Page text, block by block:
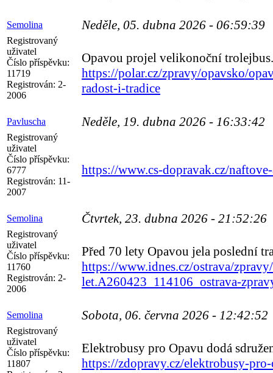
Semolina Neděle, 05. dubna 2026 - 06:59:39
Registrovaný
uživatel
Číslo příspěvku:
11719
Registrován: 2-
2006
Opavou projel velikonoční
https://polar.cz/zpravy/opavsko/
radost-i-tradice
Pavluscha Neděle, 19. dubna 2026 - 16:33:42
Registrovaný
uživatel
Číslo příspěvku:
6777
Registrován: 11-
2007
https://www.cs-dopravak.cz/
Semolina Čtvrtek, 23. dubna 2026 - 21:52:26
Registrovaný
uživatel
Číslo příspěvku:
11760
Registrován: 2-
2006
Před 70 lety Opavou jela poslední
https://www.idnes.cz/ostrava/
let.A260423_114106_ostrava-
Semolina Sobota, 06. června 2026 - 12:42:52
Registrovaný
uživatel
Číslo příspěvku:
11807
Elektrobusy pro Opavu dodá
https://zdopravy.cz/elektrobusy-